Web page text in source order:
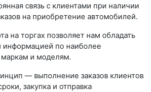
связь с клиентами при наличии
на приобретение автомобилей.
на торгах позволяет нам обладать
информацией по наиболее
и моделям.
— выполнение заказов клиентов
закупка и отправка